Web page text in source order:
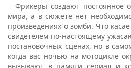
Фрикеры создают постоянное
мира, а в сюжете нет
произведениях о зомби. Что
свидетелем по-настоящему
постановочных сценах, но в
когда вас ночью на мотоцикле